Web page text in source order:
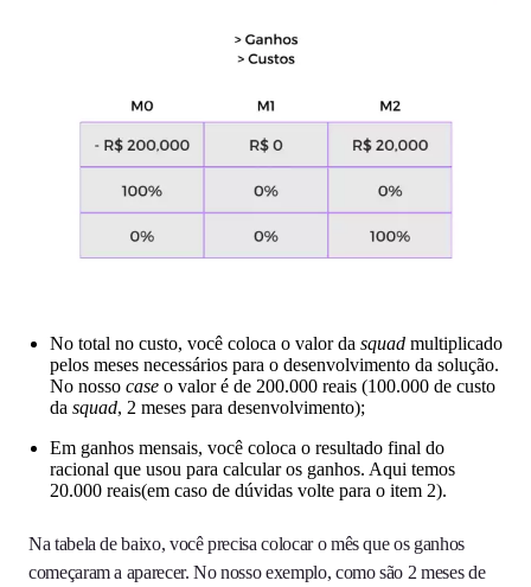
No total no custo, você coloca o valor da squad multiplicado
pelos meses necessários para o desenvolvimento da solução.
No nosso case o valor é de 200.000 reais (100.000 de custo
da squad, 2 meses para desenvolvimento);
Em ganhos mensais, você coloca o resultado final do
racional que usou para calcular os ganhos. Aqui temos
20.000 reais(em caso de dúvidas volte para o item 2).
Na tabela de baixo, você precisa colocar o mês que os ganhos
começaram a aparecer. No nosso exemplo, como são 2 meses de